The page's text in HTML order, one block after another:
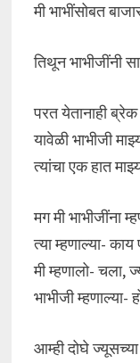
मी भाभींसोबत
तिथून भाभीजींनी
परत येतानाही
यावेळी भाभीजी
त्यांचा एक हात
मग मी भाभीजींना
त्या म्हणाल्या- काय
मी म्हणालो- चला,
भाभीजी म्हणाल्या-
आम्ही दोघे